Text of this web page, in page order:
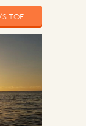
TOE